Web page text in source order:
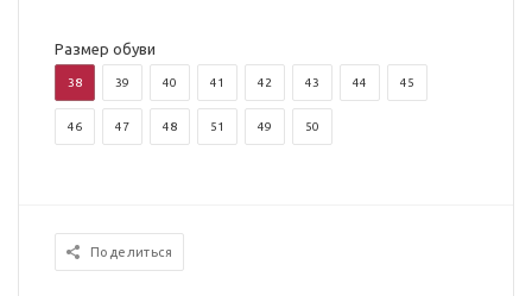
Размер обуви
38 39 40 41 42 43 44 45
46 47 48 51 49 50
Поделиться